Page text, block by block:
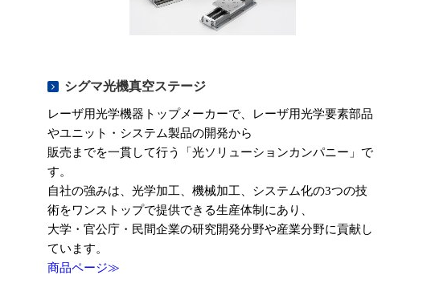
シグマ光機真空ステージ
レーザ用光学機器トップメーカーで、
レーザ用光学要素部品
やユニット・システム製品の開発から
販売までを一貫して行う「光ソリューションカンパニー」で
す。
自社の強みは、光学加工、機械加工、システム化の3つの技
術をワンストップで提供できる生産体制にあり、
大学・官公庁・民間企業の研究開発分野や産業分野に貢献し
ています。
商品ページ≫